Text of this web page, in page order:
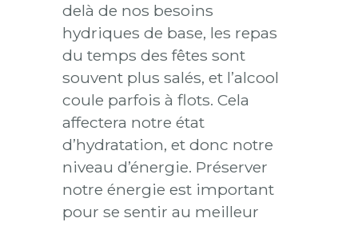
delà de nos besoins
hydriques de base, les repas
du temps des fêtes sont
souvent plus salés, et l’alcool
coule parfois à flots. Cela
affectera notre état
d’hydratation, et donc notre
niveau d’énergie. Préserver
notre énergie est important
pour se sentir au meilleur